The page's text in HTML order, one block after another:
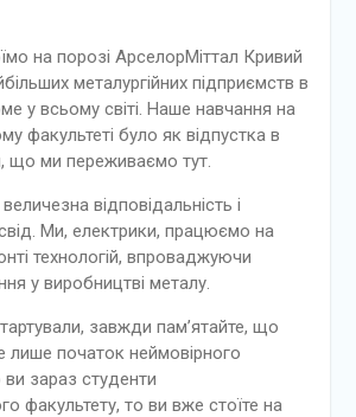
на порозі АрселорМіттал Кривий
металургійних підприємств в
у всьому світі. Наше навчання на
факультеті було як відпустка в
що ми переживаємо тут.
відповідальність і
Ми, електрики, працюємо на
технологій, впроваджуючи
у виробництві металу.
завжди пам’ятайте, що
лише початок неймовірного
зараз студенти
факультету, то ви вже стоїте на